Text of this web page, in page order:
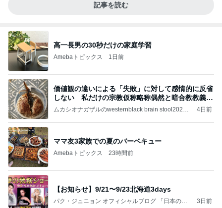
記事を読む
高一長男の30秒だけの家庭学習
Amebaトピックス 1日前
価値観の違いによる「失敗」に対して感情的に反省
しない 私だけの宗教仮称略称偶然と暗合教教義候
補
ムカシオナガザルのwesternblack brain stool2024
ガザル
4日前
ママ友3家族での夏のバーベキュー
Amebaトピックス 23時間前
【お知らせ】9/21〜9/23北海道3days
パク・ジュニョン オフィシャルブログ 「日本の
3日前